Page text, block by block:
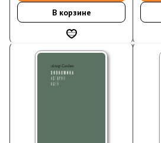
В корзине